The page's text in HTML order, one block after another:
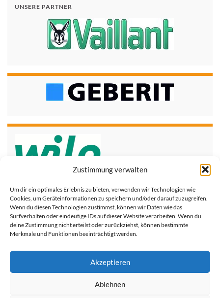
Zustimmung verwalten
Um dir ein optimales Erlebnis zu bieten, verwenden wir Technologien wie
Cookies, um Geräteinformationen zu speichern und/oder darauf zuzugreifen.
Wenn du diesen Technologien zustimmst, können wir Daten wie das
Surfverhalten oder eindeutige IDs auf dieser Website verarbeiten. Wenn du
deine Zustimmung nicht erteilst oder zurückziehst, können bestimmte
Merkmale und Funktionen beeinträchtigt werden.
Akzeptieren
Ablehnen
UNSERE PARTNER